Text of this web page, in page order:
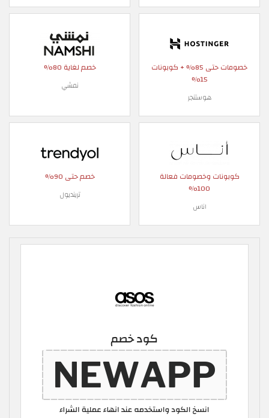
خصومات حتى 85% + كوبونات
15%
هوستنجر
خصم لغاية 80%
نمشي
كوبونات وخصومات فعالة
100%
اناس
خصم حتى 90%
ترينديول